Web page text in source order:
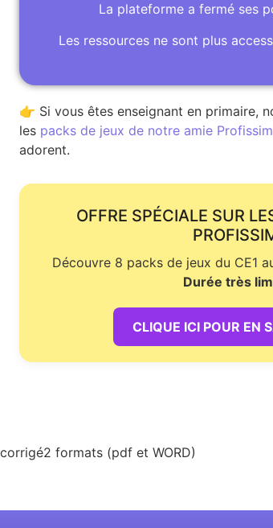
La plateforme a fermé ses
Les ressources ne sont plus
👉 Si vous êtes enseignant en primaire,
les packs de jeux de notre amie
adorent.
OFFRE SPÉCIALE SUR
Découvre 8 packs de jeux du CE1
Durée très
CLIQUE ICI POUR EN
formats (pdf et WORD)